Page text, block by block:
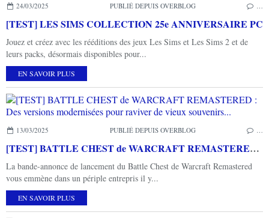
24/03/2025 PUBLIÉ DEPUIS OVERBLOG
[TEST] LES SIMS COLLECTION 25e ANNIVERSAIRE PC
Jouez et créez avec les rééditions des jeux Les Sims et Les Sims 2 et de
leurs packs, désormais disponibles pour...
EN SAVOIR PLUS
13/03/2025 PUBLIÉ DEPUIS OVERBLOG
[TEST] BATTLE CHEST de WARCRAFT REMASTERED : Des versions modernisées pour raviver de vieux souvenirs...
La bande-annonce de lancement du Battle Chest de Warcraft Remastered
vous emmène dans un périple entrepris il y...
EN SAVOIR PLUS